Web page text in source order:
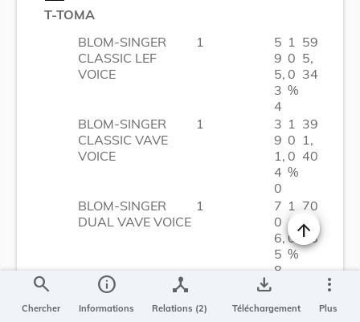
T-TOMA
BLOM-SINGER
CLASSIC LEF
VOICE
1
5
9
5,
3
4
1
0
0
%
59
5,
34
BLOM-SINGER
CLASSIC VAVE
VOICE
1
3
9
1,
4
0
1
0
0
%
39
1,
40
BLOM-SINGER
DUAL VAVE VOICE
1
7
0
6,
5
8
1
0
0
%
70
6,
58
BLOM-SINGER
HARD VALVE
9 0
Changer la
search
Chercher
info
Informations
device_hub
Relations (2)
save_alt
Téléchargement
more_vert
Plus